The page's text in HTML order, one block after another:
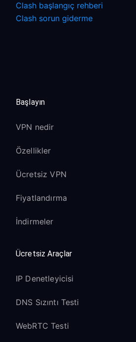
Clash başlangıç rehberi
Clash sorun giderme
Başlayın
VPN nedir
Özellikler
Ücretsiz VPN
Fiyatlandırma
İndirmeler
Ücretsiz Araçlar
IP Denetleyicisi
DNS Sızıntı Testi
WebRTC Testi